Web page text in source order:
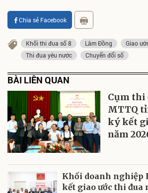
Chia sẻ Facebook
Khối thi đua số 8 Lâm Đồng
Giao
Thi đua yêu nước
Chuyển đổi số
BÀI LIÊN QUAN
Cụm thi
MTTQ
ký kết
năm
Khối doanh nghiệp
kết giao ước thi đua